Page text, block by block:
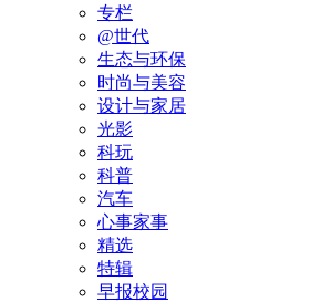
专栏
@世代
生态与环保
时尚与美容
设计与家居
光影
科玩
科普
汽车
心事家事
精选
特辑
早报校园